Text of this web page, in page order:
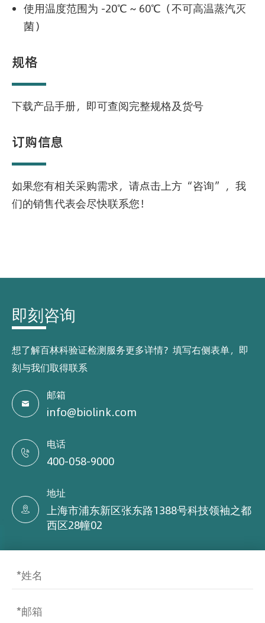
使用温度范围为 -20℃ ~ 60℃（不可高温蒸汽灭
菌）
规格
下载产品手册，即可查阅完整规格及货号
订购信息
如果您有相关采购需求，请点击上方“咨询”，我
们的销售代表会尽快联系您！
即刻咨询
想了解百林科验证检测服务更多详情？填写右侧表单，即
刻与我们取得联系

邮箱
info@biolink.com

电话
400-058-9000

地址
上海市浦东新区张东路1388号科技领袖之都
西区28幢02